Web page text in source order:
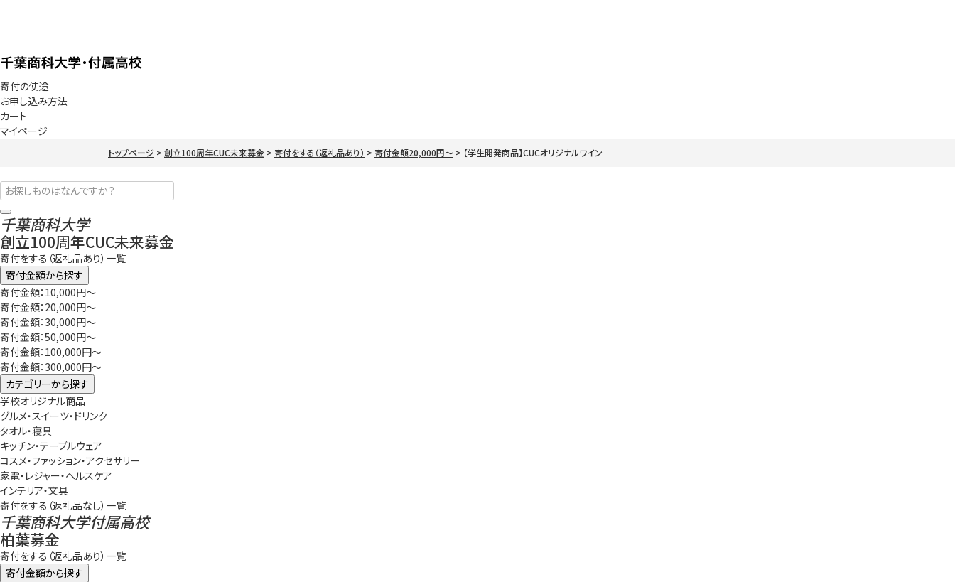
寄付の使途
お申し込み方法
カート
マイページ
トップページ 創立100周年CUC未来募金 寄付をする（返礼品あり） 寄付金額20,000円～ 【学生開発商品】CUCオリジナルワイン
千葉商科大学
創立100周年CUC未来募金
寄付をする（返礼品あり）一覧
寄付金額から探す
寄付金額：10,000円～
寄付金額：20,000円～
寄付金額：30,000円～
寄付金額：50,000円～
寄付金額：100,000円～
寄付金額：300,000円～
カテゴリーから探す
学校オリジナル商品
グルメ・スイーツ・ドリンク
タオル・寝具
キッチン・テーブルウェア
コスメ・ファッション・アクセサリー
家電・レジャー・ヘルスケア
インテリア・文具
寄付をする（返礼品なし）一覧
千葉商科大学付属高校
柏葉募金
寄付をする（返礼品あり）一覧
寄付金額から探す